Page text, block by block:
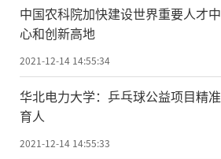
中国农科院加快建设世界重要人才中
心和创新高地
2021-12-14 14:55:34
华北电力大学：乒乓球公益项目精准
育人
2021-12-14 14:55:33